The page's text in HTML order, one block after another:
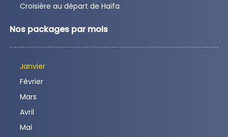
Croisière au départ de Haifa
Nos packages par mois
Janvier
Février
Mars
Avril
Mai